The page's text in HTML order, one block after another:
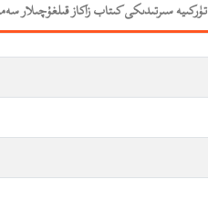
تۈركىيە سىرتىدىكى كىتاب زاكاز قىلغۇچىلار